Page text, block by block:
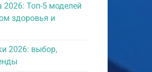
Топ-5 моделей
здоровья и
2026: выбор,